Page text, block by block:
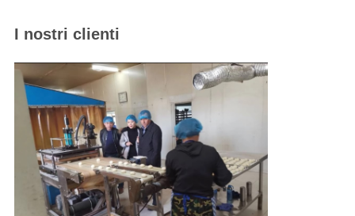
I nostri clienti